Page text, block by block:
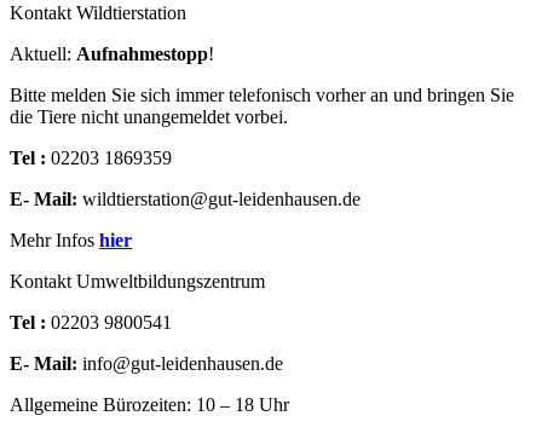
Kontakt Wildtierstation
Aktuell: Aufnahmestopp!
Bitte melden Sie sich immer telefonisch vorher an und bringen Sie
die Tiere nicht unangemeldet vorbei.
Tel : 02203 1869359
E- Mail: wildtierstation@gut-leidenhausen.de
Mehr Infos hier
Kontakt Umweltbildungszentrum
Tel : 02203 9800541
E- Mail: info@gut-leidenhausen.de
Allgemeine Bürozeiten: 10 – 18 Uhr